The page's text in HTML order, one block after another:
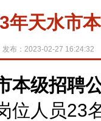
年天水市
发布：2023-02-27 16:24:32
本级招聘
位人员23